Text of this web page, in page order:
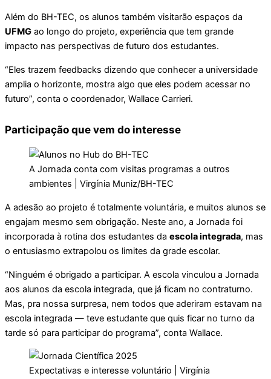
Além do BH-TEC, os alunos também visitarão espaços da
UFMG ao longo do projeto, experiência que tem grande
impacto nas perspectivas de futuro dos estudantes.
“Eles trazem feedbacks dizendo que conhecer a universidade
amplia o horizonte, mostra algo que eles podem acessar no
futuro”, conta o coordenador, Wallace Carrieri.
Participação que vem do interesse
A Jornada conta com visitas programas a outros
ambientes | Virgínia Muniz/BH-TEC
A adesão ao projeto é totalmente voluntária, e muitos alunos se
engajam mesmo sem obrigação. Neste ano, a Jornada foi
incorporada à rotina dos estudantes da escola integrada, mas
o entusiasmo extrapolou os limites da grade escolar.
“Ninguém é obrigado a participar. A escola vinculou a Jornada
aos alunos da escola integrada, que já ficam no contraturno.
Mas, pra nossa surpresa, nem todos que aderiram estavam na
escola integrada — teve estudante que quis ficar no turno da
tarde só para participar do programa”, conta Wallace.
Expectativas e interesse voluntário | Virgínia